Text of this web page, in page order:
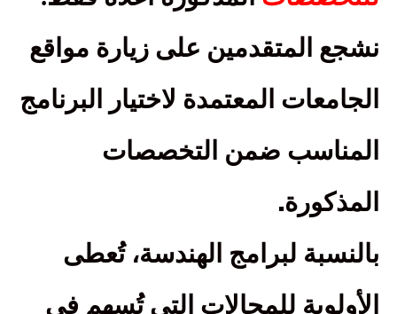
نشجع المتقدمين على زيارة مواقع
الجامعات المعتمدة لاختيار البرنامج
المناسب ضمن التخصصات
المذكورة.
بالنسبة لبرامج الهندسة، تُعطى
الأولوية للمجالات التي تُسهم في